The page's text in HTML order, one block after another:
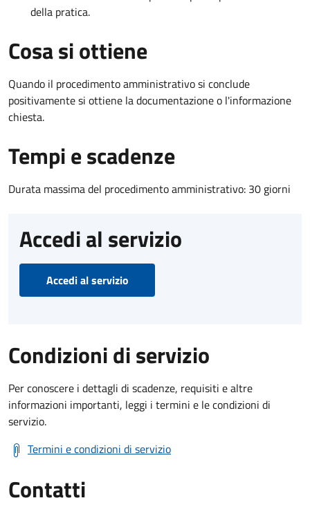
della pratica.
Cosa si ottiene
Quando il procedimento amministrativo si conclude
positivamente si ottiene la documentazione o l'informazione
chiesta.
Tempi e scadenze
Durata massima del procedimento amministrativo: 30 giorni
Accedi al servizio
Accedi al servizio
Condizioni di servizio
Per conoscere i dettagli di scadenze, requisiti e altre
informazioni importanti, leggi i termini e le condizioni di
servizio.
Termini e condizioni di servizio
Contatti